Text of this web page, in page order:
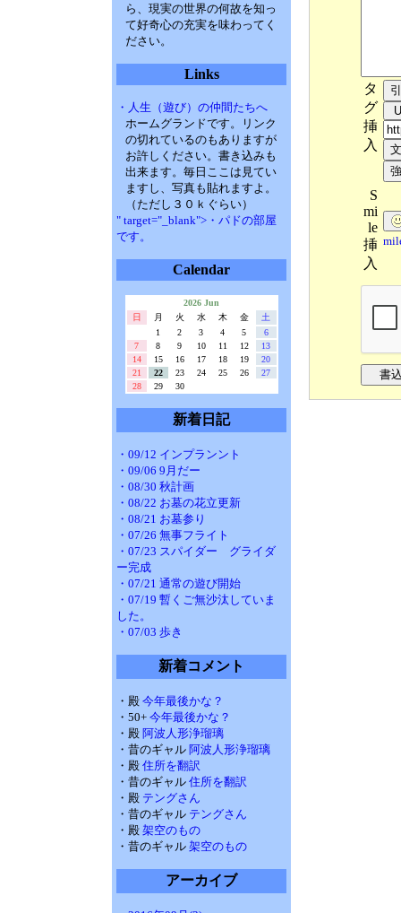
ら、現実の世界の何故を知っ
て好奇心の充実を味わってく
ださい。
Links
・人生（遊び）の仲間たちへ
ホームグランドです。リンク
の切れているのもありますが
お許しください。書き込みも
出来ます。毎日ここは見てい
ますし、写真も貼れますよ。
（ただし３０ｋぐらい）
" target="_blank">・パドの部屋
です。
Calendar
2026 Jun
日
月 火 水 木 金
土
1
2 3 4 5
6
7
8 9 10 11 12
13
14
15 16 17 18 19
20
21
22 23 24 25 26
27
28
29 30
新着日記
・09/12 インプランント
・09/06 9月だー
・08/30 秋計画
・08/22 お墓の花立更新
・08/21 お墓参り
・07/26 無事フライト
・07/23 スパイダー グライダ
ー完成
・07/21 通常の遊び開始
・07/19 暫くご無沙汰していま
した。
・07/03 歩き
新着コメント
・殿 今年最後かな？
・50+ 今年最後かな？
・殿 阿波人形浄瑠璃
・昔のギャル 阿波人形浄瑠璃
・殿 住所を翻訳
・昔のギャル 住所を翻訳
・殿 テングさん
・昔のギャル テングさん
・殿 架空のもの
・昔のギャル 架空のもの
アーカイブ
タ
グ
挿
入
S
mi
le
挿
入